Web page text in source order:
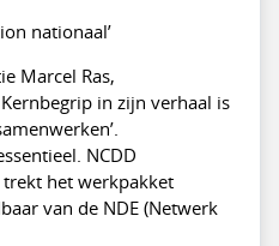
nationaal’
Marcel Ras,
in zijn verhaal is
NCDD
trekt het werkpakket
van de NDE (Netwerk